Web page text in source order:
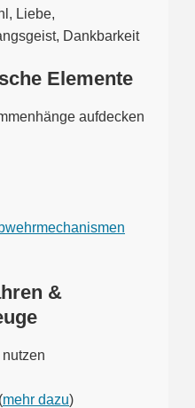
Liebe,
Dankbarkeit
Elemente
aufdecken
&
mehr dazu)